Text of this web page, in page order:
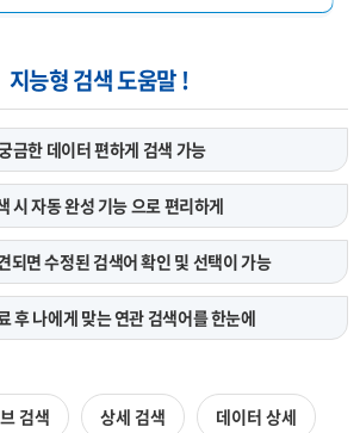
지능형 검색 도움말 !
금한 데이터 편하게 검색 가능
시 자동 완성 기능으로 편리하게
되면 수정된 검색어확인 및 선택이 가능
후 나에게 맞는연관 검색어를 한눈에
검색 상세 검색 데이터 상세